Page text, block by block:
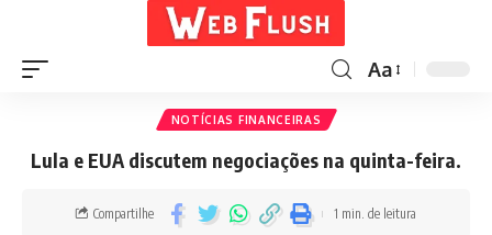
Aa
NOTÍCIAS FINANCEIRAS
Lula e EUA discutem negociações na quinta-feira.
Compartilhe 1 min. de leitura